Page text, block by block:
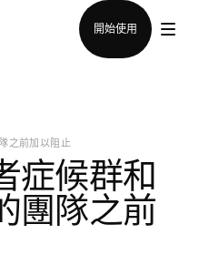
開始使用
之前加以阻止
症候群和
團隊之前